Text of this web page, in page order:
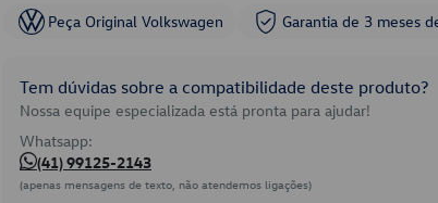
Peça Original Volkswagen Garantia de 3 meses
Tem dúvidas sobre a compatibilidade deste produto?
Nossa equipe especializada está pronta para ajudar!
Whatsapp:
(41) 99125-2143
(apenas mensagens de texto, não atendemos ligações)